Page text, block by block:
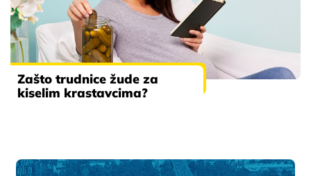
Zašto trudnice žude za
kiselim krastavcima?